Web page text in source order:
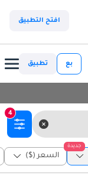
افتح التطبيق
بع تطبيق
4
جديدة
السعر ($)